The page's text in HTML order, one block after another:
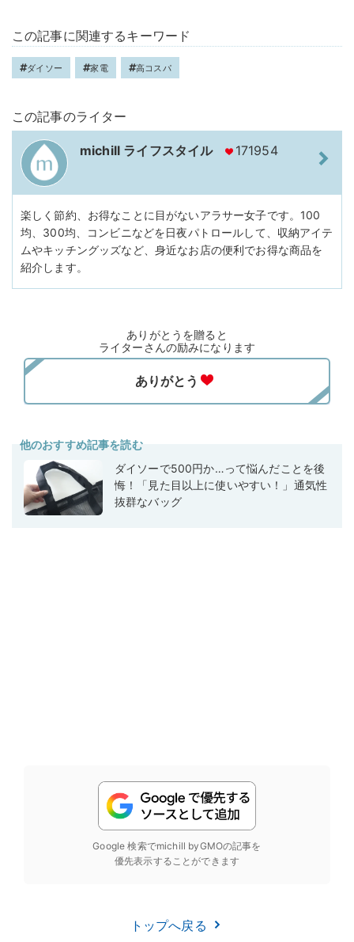
この記事に関連するキーワード
ダイソー 家電 高コスパ
この記事のライター
michill ライフスタイル 171954
楽しく節約、お得なことに目がないアラサー女子です。100
均、300均、コンビニなどを日夜パトロールして、収納アイテ
ムやキッチングッズなど、身近なお店の便利でお得な商品を
紹介します。
ありがとうを贈ると
ライターさんの励みになります
他のおすすめ記事を読む
ダイソーで500円か…って悩んだことを後
悔！「見た目以上に使いやすい！」通気性
抜群なバッグ
Google 検索でmichill byGMOの記事を
優先表示することができます
トップへ戻る